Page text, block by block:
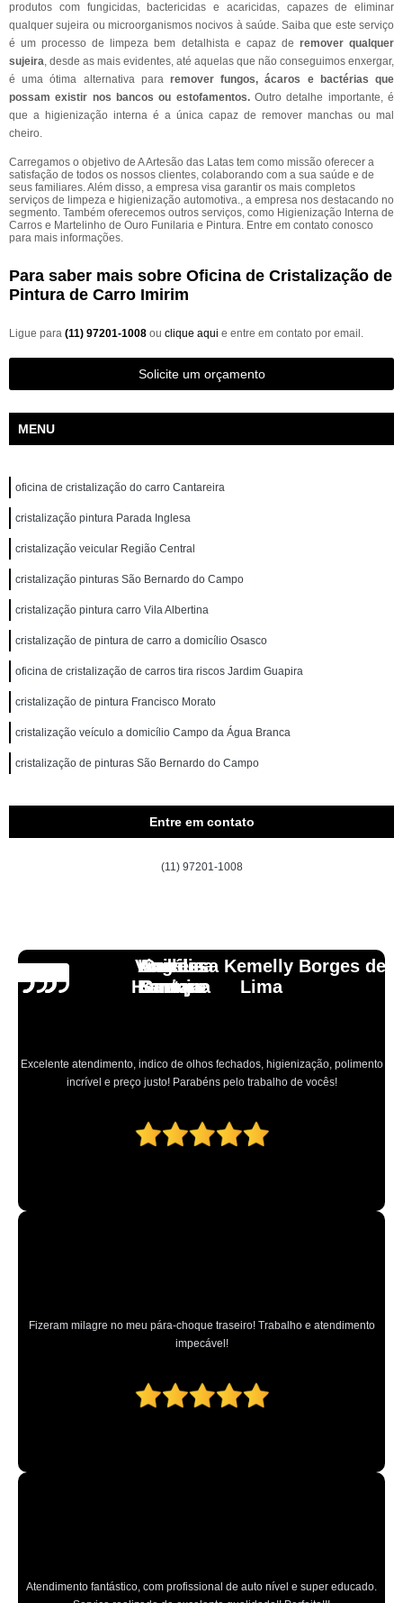
produtos com fungicidas, bactericidas e acaricidas, capazes de eliminar
qualquer sujeira ou microorganismos nocivos à saúde. Saiba que este serviço
é um processo de limpeza bem detalhista e capaz de remover qualquer
sujeira, desde as mais evidentes, até aquelas que não conseguimos enxergar,
é uma ótima alternativa para remover fungos, ácaros e bactérias que
possam existir nos bancos ou estofamentos.Outro detalhe importante, é
que a higienização interna é a única capaz de remover manchas ou mal
cheiro.
Carregamos o objetivo de A Artesão das Latas tem como missão oferecer a
satisfação de todos os nossos clientes, colaborando com a sua saúde e de
seus familiares. Além disso, a empresa visa garantir os mais completos
serviços de limpeza e higienização automotiva., a empresa nos destacando no
segmento. Também oferecemos outros serviços, como Higienização Interna de
Carros e Martelinho de Ouro Funilaria e Pintura. Entre em contato conosco
para mais informações.
Para saber mais sobre Oficina de Cristalização de
Pintura de Carro Imirim
Ligue para (11) 97201-1008 ou clique aqui e entre em contato por email.
Solicite um orçamento
MENU
oficina de cristalização do carro Cantareira
cristalização pintura Parada Inglesa
cristalização veicular Região Central
cristalização pinturas São Bernardo do Campo
cristalização pintura carro Vila Albertina
cristalização de pintura de carro a domicílio Osasco
oficina de cristalização de carros tira riscos Jardim Guapira
cristalização de pintura Francisco Morato
cristalização veículo a domicílio Campo da Água Branca
cristalização de pinturas São Bernardo do Campo
Entre em contato
(11) 97201-1008
Angélica
Santana
Excelente atendimento, indico de olhos fechados, higienização, polimento
incrível e preço justo! Parabéns pelo trabalho de vocês!
Andressa Kemelly Borges de
Lima
Fizeram milagre no meu pára-choque traseiro! Trabalho e atendimento
impecável!
Carlos
Henrique
Atendimento fantástico, com profissional de auto nível e super educado.
Vinicius
Laranja
Lourdes
Santoro